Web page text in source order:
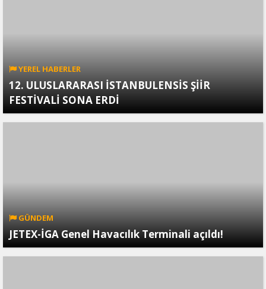
YEREL HABERLER
12. ULUSLARARASI İSTANBULENSİS ŞİİR
FESTİVALİ SONA ERDİ
GÜNDEM
JETEX-İGA Genel Havacılık Terminali açıldı!